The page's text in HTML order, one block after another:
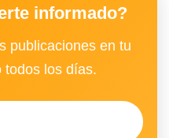
informado?
publicaciones en tu
todos los días.